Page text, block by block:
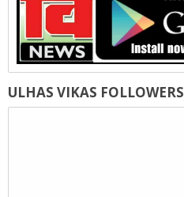
ULHAS VIKAS FOLLOWERS